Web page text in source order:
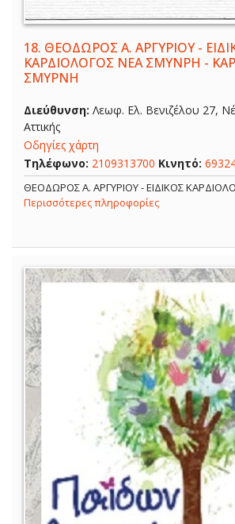
18. ΘΕΟΔΩΡΟΣ Α. ΑΡΓΥΡΙΟΥ -
ΚΑΡΔΙΟΛΟΓΟΣ ΝΕΑ ΣΜΥΝΡΗ -
ΣΜΥΡΝΗ
Διεύθυνση: Λεωφ. Ελ. Βενιζέλου 27,
Αττικής
Οδηγίες χάρτη
Τηλέφωνο: 2109313700 Κινητό:
ΘΕΟΔΩΡΟΣ Α. ΑΡΓΥΡΙΟΥ - ΕΙΔΙΚΟΣ
Περισσότερες πληροφορίες